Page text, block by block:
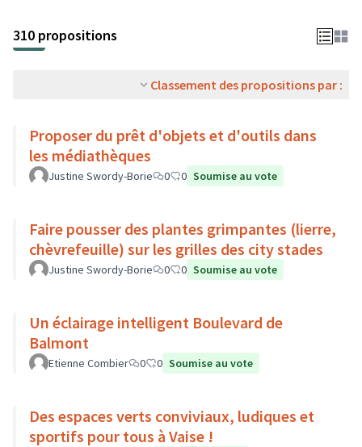
310 propositions
Classement des propositions par :
Proposer du prêt d'objets et d'outils dans
les médiathèques
Justine Swordy-Borie 0 0 Soumise au vote
Faire pousser des plantes grimpantes (lierre,
chèvrefeuille) sur les grilles des city stades
Justine Swordy-Borie 0 0 Soumise au vote
Un éclairage intelligent Boulevard de
Balmont
Etienne Combier 0 0 Soumise au vote
Des espaces verts conviviaux, ludiques et
sportifs pour tous à Vaise !